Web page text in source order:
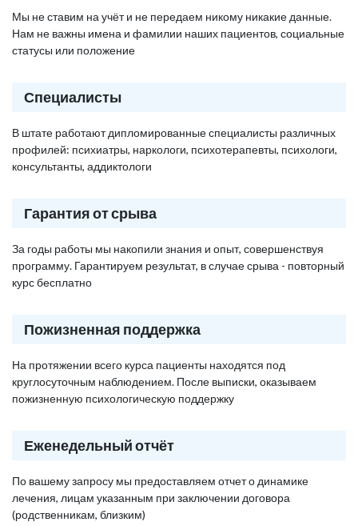
Мы не ставим на учёт и не передаем никому никакие данные.
Нам не важны имена и фамилии наших пациентов, социальные
статусы или положение
Специалисты
В штате работают дипломированные специалисты различных
профилей: психиатры, наркологи, психотерапевты, психологи,
консультанты, аддиктологи
Гарантия от срыва
За годы работы мы накопили знания и опыт, совершенствуя
программу. Гарантируем результат, в случае срыва - повторный
курс бесплатно
Пожизненная поддержка
На протяжении всего курса пациенты находятся под
круглосуточным наблюдением. После выписки, оказываем
пожизненную психологическую поддержку
Еженедельный отчёт
По вашему запросу мы предоставляем отчет о динамике
лечения, лицам указанным при заключении договора
(родственникам, близким)